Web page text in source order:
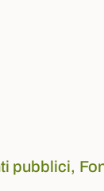
pubblici,